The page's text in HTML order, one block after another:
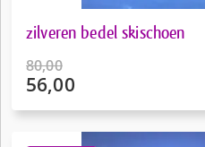
zilveren bedel skischoen
80,00
Oorspronkelijke
56,00